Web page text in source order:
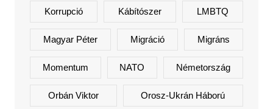
Korrupció Kábítószer LMBTQ
Magyar Péter Migráció Migráns
Momentum NATO Németország
Orbán Viktor Orosz-Ukrán Háború